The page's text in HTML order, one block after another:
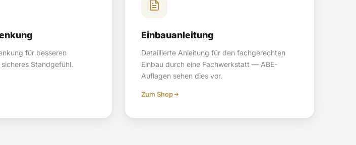
für besseren
Standgefühl.
Einbauanleitung
Detaillierte Anleitung für den fachgerechten
Einbau durch eine Fachwerkstatt — ABE-
Auflagen sehen dies vor.
Zum Shop